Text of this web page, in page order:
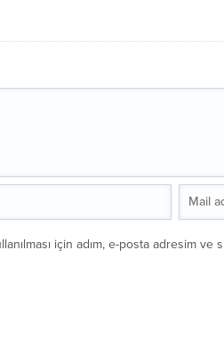
için adım, e-posta adresim ve